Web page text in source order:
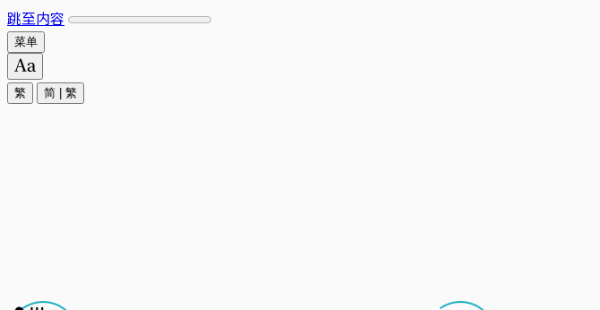
跳至内容
菜单
繁 简 繁